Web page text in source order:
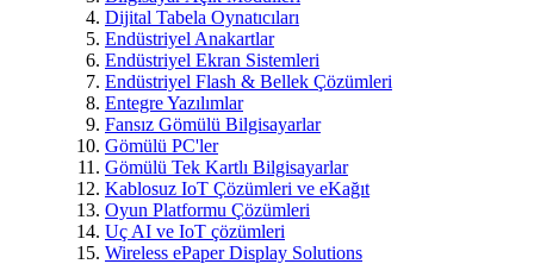
Dijital Tabela Oynatıcıları
Endüstriyel Anakartlar
Endüstriyel Ekran Sistemleri
Endüstriyel Flash & Bellek Çözümleri
Entegre Yazılımlar
Fansız Gömülü Bilgisayarlar
Gömülü PC'ler
Gömülü Tek Kartlı Bilgisayarlar
Kablosuz IoT Çözümleri ve eKağıt
Oyun Platformu Çözümleri
Uç AI ve IoT çözümleri
Wireless ePaper Display Solutions